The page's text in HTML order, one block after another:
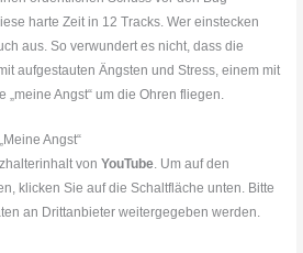
harte Zeit in 12 Tracks. Wer einstecken
aus. So verwundert es nicht, dass die
aufgestauten Ängsten und Stress, einem mit
Angst“ um die Ohren fliegen.
Angst“
vonYouTube. Um auf den
klicken Sie auf die Schaltfläche unten. Bitte
an Drittanbieter weitergegeben werden.